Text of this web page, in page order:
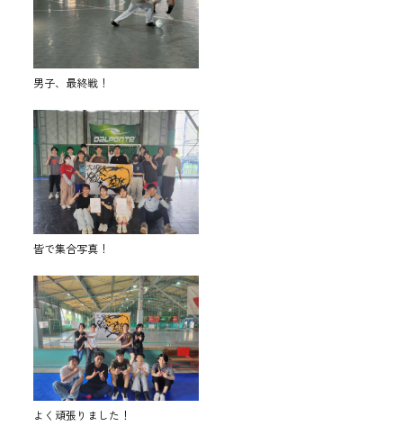
男子、最終戦！
皆で集合写真！
よく頑張りました！